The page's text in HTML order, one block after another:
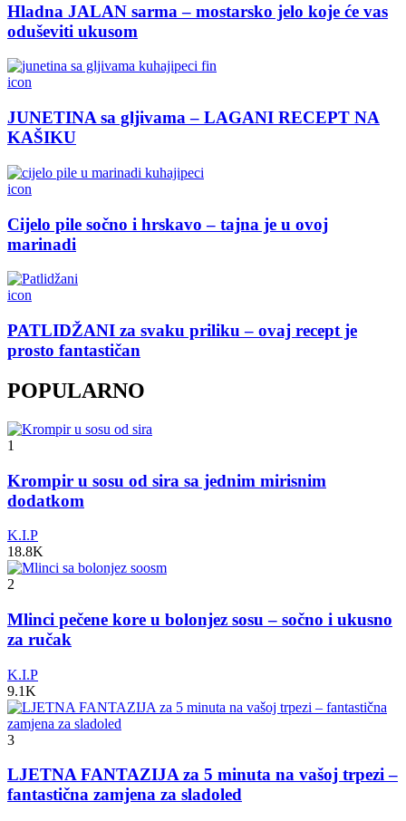
Hladna JALAN sarma – mostarsko jelo koje će vas
oduševiti ukusom
icon
JUNETINA sa gljivama – LAGANI RECEPT NA
KAŠIKU
icon
Cijelo pile sočno i hrskavo – tajna je u ovoj
marinadi
icon
PATLIDŽANI za svaku priliku – ovaj recept je
prosto fantastičan
POPULARNO
1
Krompir u sosu od sira sa jednim mirisnim
dodatkom
K.I.P
18.8K
2
Mlinci pečene kore u bolonjez sosu – sočno i ukusno
za ručak
K.I.P
9.1K
3
LJETNA FANTAZIJA za 5 minuta na vašoj trpezi –
fantastična zamjena za sladoled